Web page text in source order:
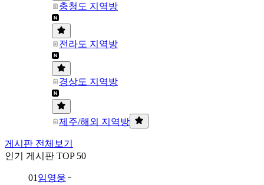
충청도 지역방
전라도 지역방
경상도 지역방
제주/해외 지역방
게시판 전체보기
인기 게시판 TOP 50
01 임영웅